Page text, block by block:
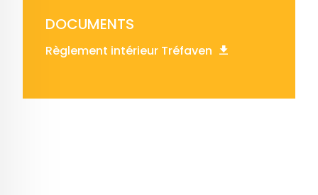
DOCUMENTS
Règlement intérieur Tréfaven